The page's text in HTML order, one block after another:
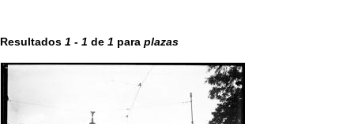
Resultados 1 - 1 de 1 para plazas